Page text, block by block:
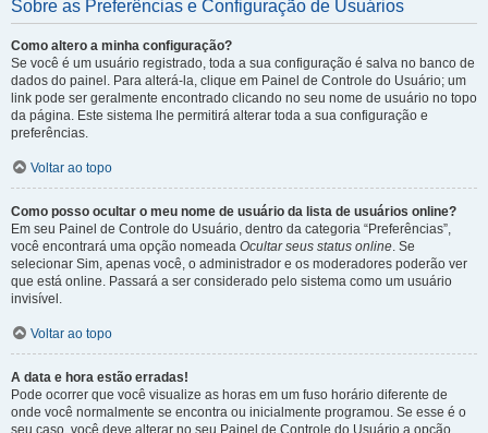
Sobre as Preferências e Configuração de Usuários
Como altero a minha configuração?
Se você é um usuário registrado, toda a sua configuração é salva no banco de
dados do painel. Para alterá-la, clique em Painel de Controle do Usuário; um
link pode ser geralmente encontrado clicando no seu nome de usuário no topo
da página. Este sistema lhe permitirá alterar toda a sua configuração e
preferências.
Voltar ao topo
Como posso ocultar o meu nome de usuário da lista de usuários online?
Em seu Painel de Controle do Usuário, dentro da categoria “Preferências”,
você encontrará uma opção nomeada Ocultar seus status online. Se
selecionar Sim, apenas você, o administrador e os moderadores poderão ver
que está online. Passará a ser considerado pelo sistema como um usuário
invisível.
Voltar ao topo
A data e hora estão erradas!
Pode ocorrer que você visualize as horas em um fuso horário diferente de
onde você normalmente se encontra ou inicialmente programou. Se esse é o
seu caso, você deve alterar no seu Painel de Controle do Usuário a opção